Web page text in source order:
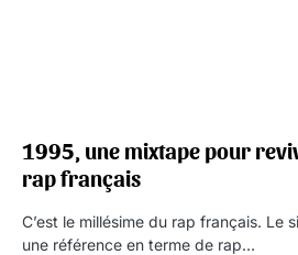
1995, une mixtape pour
rap français
C’est le millésime du rap français. Le
une référence en terme de rap…